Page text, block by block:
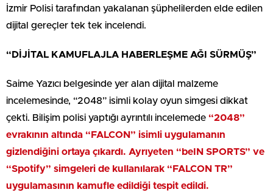
İzmir Polisi tarafından yakalanan şüphelilerden elde edilen
dijital gereçler tek tek incelendi.
“DİJİTAL KAMUFLAJLA HABERLEŞME AĞI SÜRMÜŞ”
Saime Yazıcı belgesinde yer alan dijital malzeme
incelemesinde, “2048” isimli kolay oyun simgesi dikkat
çekti. Bilişim polisi yaptığı ayrıntılı incelemede “2048”
evrakının altında “FALCON” isimli uygulamanın
gizlendiğini ortaya çıkardı. Ayrıyeten “beIN SPORTS” ve
“Spotify” simgeleri de kullanılarak “FALCON TR”
uygulamasının kamufle edildiği tespit edildi.